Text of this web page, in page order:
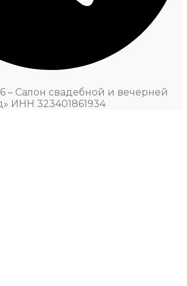
– Салон свадебной и вечерней
ИНН 323401861934